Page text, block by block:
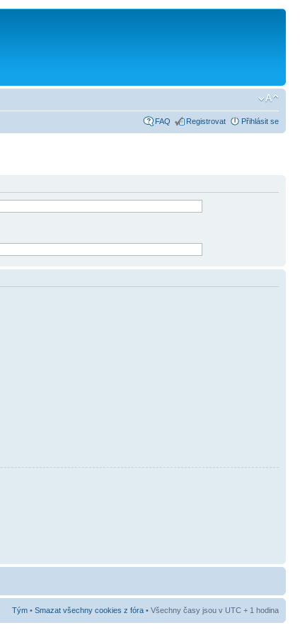
FAQ Registrovat Přihlásit se
Tým • Smazat všechny cookies z fóra • Všechny časy jsou v UTC + 1 hodina